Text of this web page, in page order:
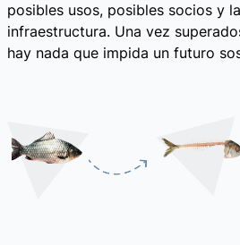
posibles usos, posibles socios y
infraestructura. Una vez
hay nada que impida un futuro